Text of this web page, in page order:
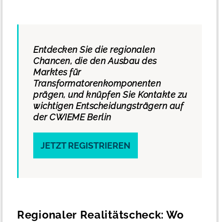
Entdecken Sie die regionalen
Chancen, die den Ausbau des
Marktes für
Transformatorenkomponenten
prägen, und knüpfen Sie Kontakte zu
wichtigen Entscheidungsträgern auf
der CWIEME Berlin
JETZT REGISTRIEREN
Regionaler Realitätscheck: Wo